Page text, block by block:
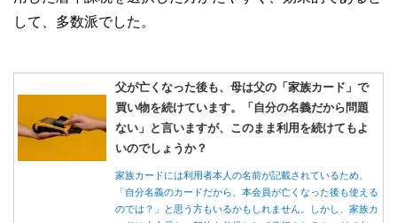
して、多数派でした。
父が亡くなった後も、母は父の「家族カード」で
買い物を続けています。「自分の名義だから問題
ない」と言いますが、このまま利用を続けてもよ
いのでしょうか？
家族カードには利用者本人の名前が記載されているため、
「自分名義のカードだから、本会員が亡くなった後も使える
のでは？」と思う方もいるかもしれません。しかし、家族カ